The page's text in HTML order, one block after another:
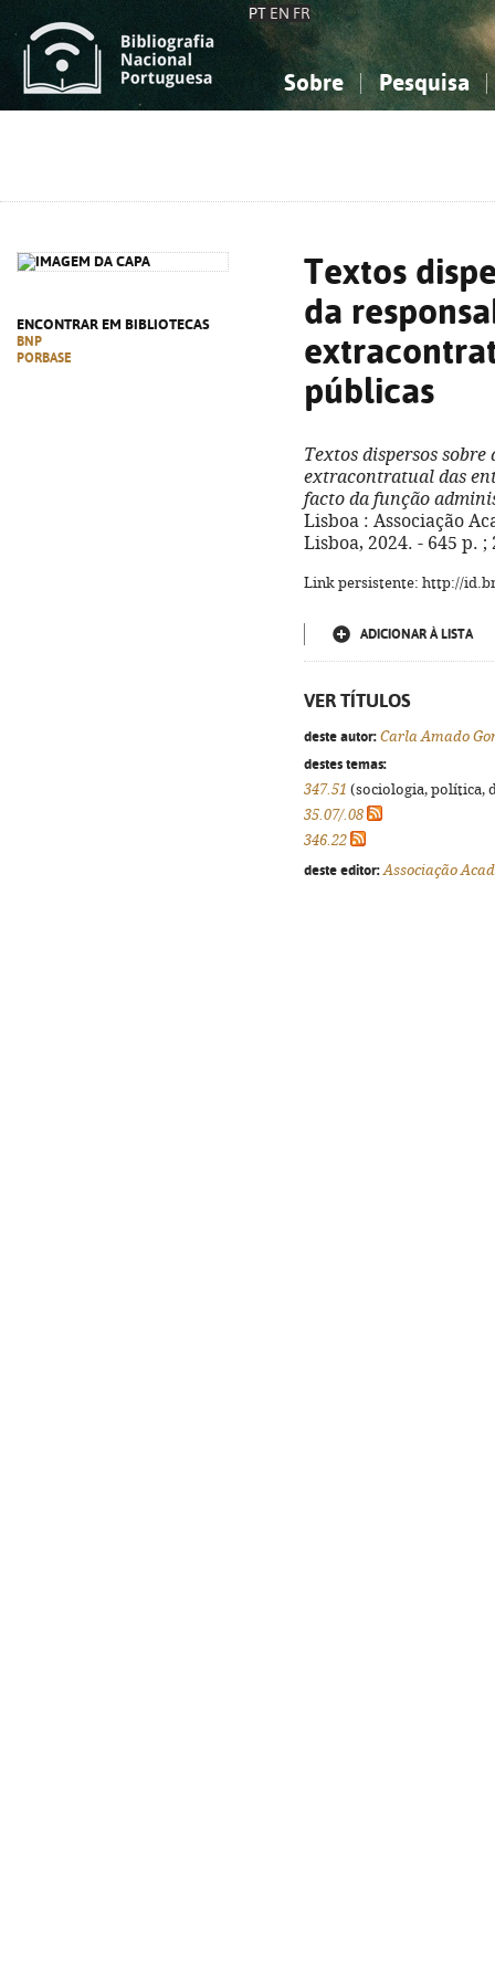
PT EN FR
Sobre Pesquisa
ENCONTRAR EM BIBLIOTECAS
BNP
PORBASE
Textos
da
públicas
Textos dispersos
extracontratual das
facto da função
Lisboa : Associação
Lisboa, 2024. - 645 p. ;
Link persistente: http://
ADICIONAR À LISTA
VER TÍTULOS
deste autor: Carla Amado
destes temas:
347.51 (sociologia, política,
35.07/.08
346.22
deste editor: Associação